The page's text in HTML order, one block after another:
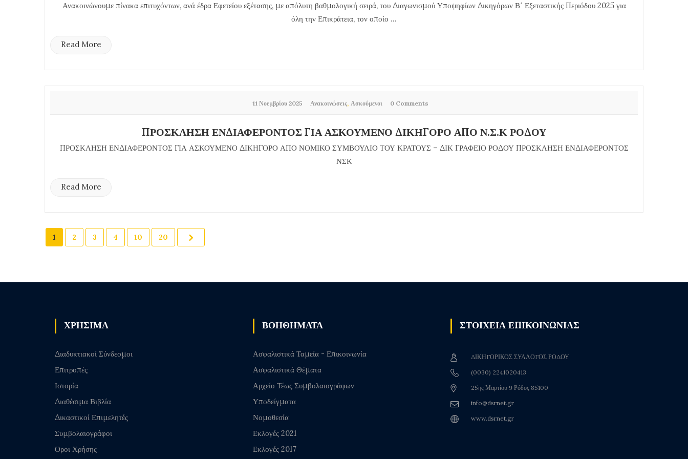
Ανακοινώνουμε πίνακα επιτυχόντων, ανά έδρα Εφετείου εξέτασης, με απόλυτη βαθμολογική σειρά, του Διαγωνισμού Υποψηφίων Δικηγόρων Β΄ Εξεταστικής Περιόδου 2025 για
όλη την Επικράτεια, τον οποίο ...
Read More
11 Νοεμβρίου 2025 Ανακοινώσεις, Ασκούμενοι 0 Comments
ΠΡΟΣΚΛΗΣΗ ΕΝΔΙΑΦΕΡΟΝΤΟΣ ΓΙΑ ΑΣΚΟΥΜΕΝΟ ΔΙΚΗΓΟΡΟ ΑΠΟ Ν.Σ.Κ ΡΟΔΟΥ
ΠΡΟΣΚΛΗΣΗ ΕΝΔΙΑΦΕΡΟΝΤΟΣ ΓΙΑ ΑΣΚΟΥΜΕΝΟ ΔΙΚΗΓΟΡΟ ΑΠΟ ΝΟΜΙΚΟ ΣΥΜΒΟΥΛΙΟ ΤΟΥ ΚΡΑΤΟΥΣ – ΔΙΚ ΓΡΑΦΕΙΟ ΡΟΔΟΥ ΠΡΟΣΚΛΗΣΗ ΕΝΔΙΑΦΕΡΟΝΤΟΣ
ΝΣΚ
Read More
1 2 3 4 10 20
ΧΡΗΣΙΜΑ
Διαδυκτιακοί Σύνδεσμοι
Επιτροπές
Ιστορία
Διαθέσιμα Βιβλία
Δικαστικοί Επιμελητές
Συμβολαιογράφοι
Όροι Χρήσης
ΒΟΗΘΗΜΑΤΑ
Ασφαλιστικά Ταμεία - Επικοινωνία
Ασφαλιστικά Θέματα
Αρχείο Τέως Συμβολαιογράφων
Υποδείγματα
Νομοθεσία
Εκλογές 2021
Εκλογές 2017
ΣΤΟΙΧΕΙΑ ΕΠΙΚΟΙΝΩΝΙΑΣ
ΔΙΚΗΓΟΡΙΚΟΣ ΣΥΛΛΟΓΟΣ ΡΟΔΟΥ
(0030) 2241020413
25ης Μαρτίου 9 Ρόδος 85100
info@dsrnet.gr
www.dsrnet.gr